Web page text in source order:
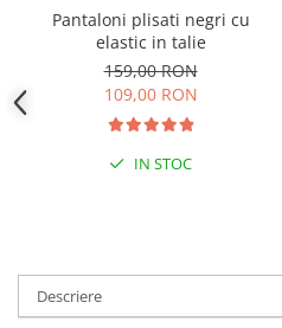
Pantaloni plisati negri cu
elastic in talie
159,00 RON
109,00 RON
IN STOC
Descriere